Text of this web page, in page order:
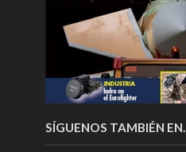
SÍGUENOS TAMBIÉN EN…